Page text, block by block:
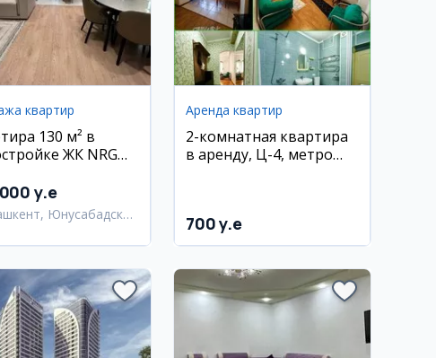
квартир
130 м² в
ЖК NRG
y.e
Юнусабадский
Аренда квартир
2-комнатная квартира
в аренду, Ц-4, метро
700 y.e